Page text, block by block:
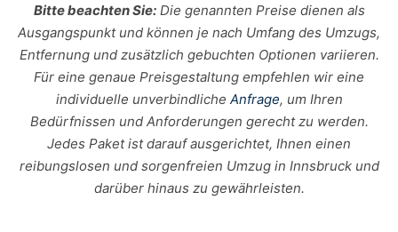
Bitte beachten Sie:Die genannten Preise dienen als
Ausgangspunkt und können je nach Umfang des Umzugs,
Entfernung und zusätzlich gebuchten Optionen variieren.
Für eine genaue Preisgestaltung empfehlen wir eine
individuelle unverbindliche Anfrage, um Ihren
Bedürfnissen und Anforderungen gerecht zu werden.
Jedes Paket ist darauf ausgerichtet, Ihnen einen
reibungslosen und sorgenfreien Umzug in Innsbruck und
darüber hinaus zu gewährleisten.